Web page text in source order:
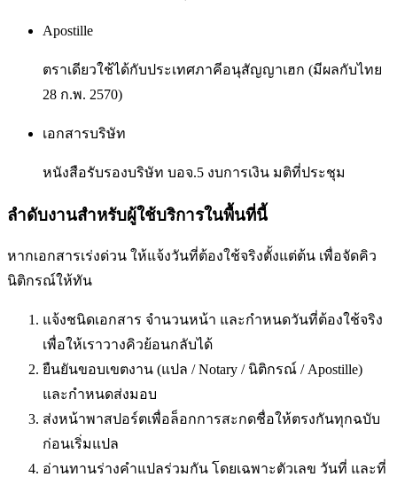
Apostille
ตราเดียวใช้ได้กับประเทศภาคีอนุสัญญาเฮก (มีผลกับไทย
28 ก.พ. 2570)
เอกสารบริษัท
หนังสือรับรองบริษัท บอจ.5 งบการเงิน มติที่ประชุม
ลำดับงานสำหรับผู้ใช้บริการในพื้นที่นี้
หากเอกสารเร่งด่วน ให้แจ้งวันที่ต้องใช้จริงตั้งแต่ต้น เพื่อจัดคิว
นิติกรณ์ให้ทัน
แจ้งชนิดเอกสาร จำนวนหน้า และกำหนดวันที่ต้องใช้จริง
เพื่อให้เราวางคิวย้อนกลับได้
ยืนยันขอบเขตงาน (แปล / Notary / นิติกรณ์ / Apostille)
และกำหนดส่งมอบ
ส่งหน้าพาสปอร์ตเพื่อล็อกการสะกดชื่อให้ตรงกันทุกฉบับ
ก่อนเริ่มแปล
อ่านทานร่างคำแปลร่วมกัน โดยเฉพาะตัวเลข วันที่ และที่